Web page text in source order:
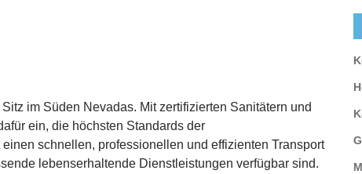
im Süden Nevadas. Mit zertifizierten Sanitätern und
ein, die höchsten Standards der
schnellen, professionellen und effizienten Transport
lebenserhaltende Dienstleistungen verfügbar sind.